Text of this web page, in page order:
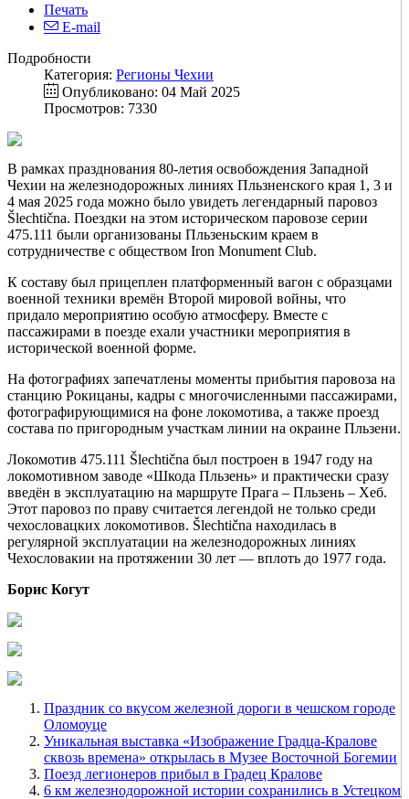
Печать
E-mail
Подробности
Категория: Регионы Чехии
Опубликовано: 04 Май 2025
Просмотров: 7330
В рамках празднования 80-летия освобождения Западной
Чехии на железнодорожных линиях Пльзненского края 1, 3 и
4 мая 2025 года можно было увидеть легендарный паровоз
Šlechtična. Поездки на этом историческом паровозе серии
475.111 были организованы Пльзеньским краем в
сотрудничестве с обществом Iron Monument Club.
К составу был прицеплен платформенный вагон с образцами
военной техники времён Второй мировой войны, что
придало мероприятию особую атмосферу. Вместе с
пассажирами в поезде ехали участники мероприятия в
исторической военной форме.
На фотографиях запечатлены моменты прибытия паровоза на
станцию Рокицаны, кадры с многочисленными пассажирами,
фотографирующимися на фоне локомотива, а также проезд
состава по пригородным участкам линии на окраине Пльзени.
Локомотив 475.111 Šlechtična был построен в 1947 году на
локомотивном заводе «Шкода Пльзень» и практически сразу
введён в эксплуатацию на маршруте Прага – Пльзень – Хеб.
Этот паровоз по праву считается легендой не только среди
чехословацких локомотивов. Šlechtična находилась в
регулярной эксплуатации на железнодорожных линиях
Чехословакии на протяжении 30 лет — вплоть до 1977 года.
Борис Когут
Праздник со вкусом железной дороги в чешском городе
Оломоуце
Уникальная выставка «Изображение Градца-Кралове
сквозь времена» открылась в Музее Восточной Богемии
Поезд легионеров прибыл в Градец Кралове
6 км железнодорожной истории сохранились в Устецком